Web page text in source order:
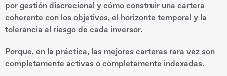
por gestión discrecional y cómo construir una cartera
coherente con los objetivos, el horizonte temporal y la
tolerancia al riesgo de cada inversor.
Porque, en la práctica, las mejores carteras rara vez son
completamente activas o completamente indexadas.